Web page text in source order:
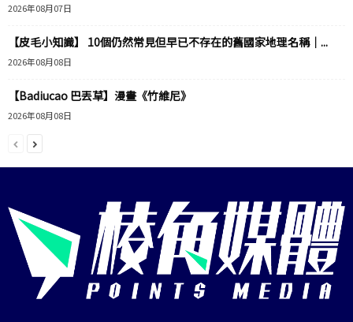
2026年08月07日
【皮毛小知識】 10個仍然常見但早已不存在的舊國家地理名稱｜...
2026年08月08日
【Badiucao 巴丟草】漫畫《竹維尼》
2026年08月08日